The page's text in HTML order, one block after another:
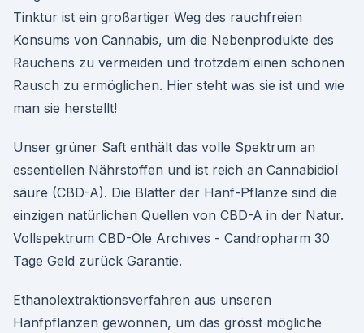
Tinktur ist ein großartiger Weg des rauchfreien
Konsums von Cannabis, um die Nebenprodukte des
Rauchens zu vermeiden und trotzdem einen schönen
Rausch zu ermöglichen. Hier steht was sie ist und wie
man sie herstellt!
Unser grüner Saft enthält das volle Spektrum an
essentiellen Nährstoffen und ist reich an Cannabidiol
säure (CBD-A). Die Blätter der Hanf-Pflanze sind die
einzigen natürlichen Quellen von CBD-A in der Natur.
Vollspektrum CBD-Öle Archives - Candropharm 30
Tage Geld zurück Garantie.
Ethanolextraktionsverfahren aus unseren
Hanfpflanzen gewonnen, um das grösst mögliche